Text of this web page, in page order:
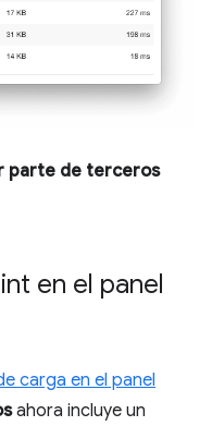
parte de terceros
en el panel
carga en el panel
ahora incluye un